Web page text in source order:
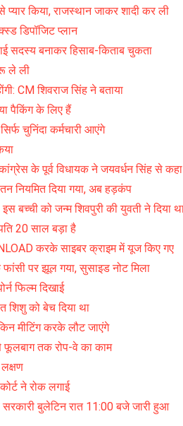
किया, राजस्थान जाकर शादी कर ली
डिपॉजिट प्लान
सदस्य बनाकर हिसाब-किताब चुकता
ले ली
CM शिवराज सिंह ने बताया
पैकिंग के लिए हैं
चुनिंदा कर्मचारी आएंगे
के पूर्व विधायक ने जयवर्धन सिंह से कहा
नियमित दिया गया, अब हड़कंप
बच्ची को जन्म शिवपुरी की युवती ने दिया
20 साल बड़ा है
करके साइबर क्राइम में यूज किए गए
पर झूल गया, सुसाइड नोट मिला
फिल्म दिखाई
शिशु को बेच दिया था
मीटिंग करके लौट जाएंगे
फूलबाग तक रोप-वे का काम
ने रोक लगाई
बुलेटिन रात 11:00 बजे जारी हुआ